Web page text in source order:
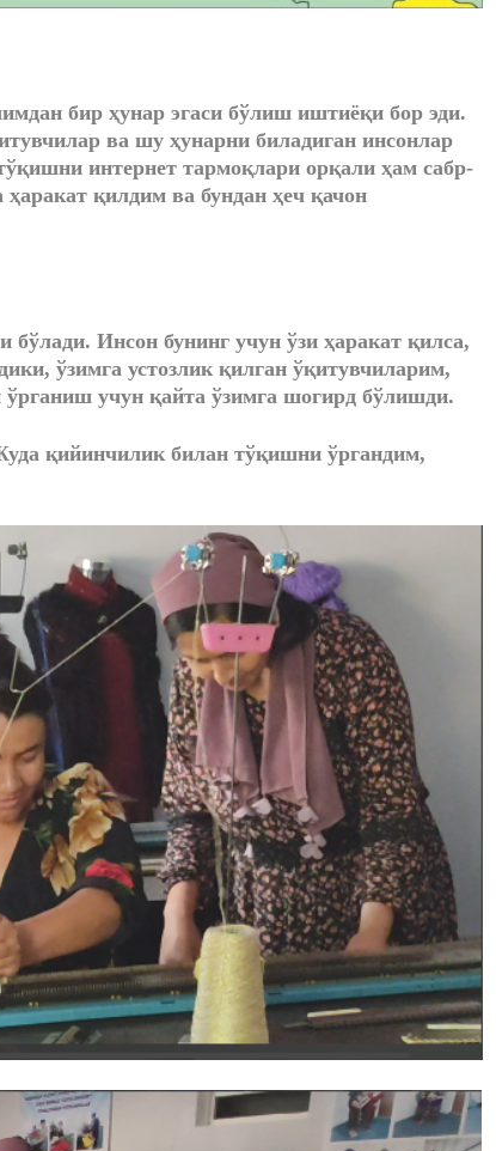
бир ҳунар эгаси бўлиш иштиёқи бор эди.
ва шу ҳунарни биладиган инсонлар
интернет тармоқлари орқали ҳам сабр-
қилдим ва бундан ҳеч қачон
Инсон бунинг учун ўзи ҳаракат қилса,
ўзимга устозлик қилган ўқитувчиларим,
учун қайта ўзимга шогирд бўлишди.
қийинчилик билан тўқишни ўргандим,